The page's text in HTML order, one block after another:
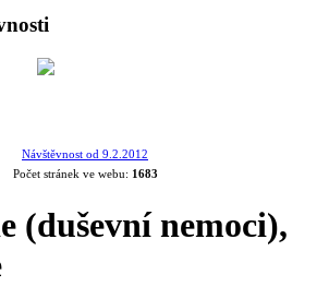
Návštěvnost od 9.2.2012
Počet stránek ve webu: 1683
(duševní nemoci),